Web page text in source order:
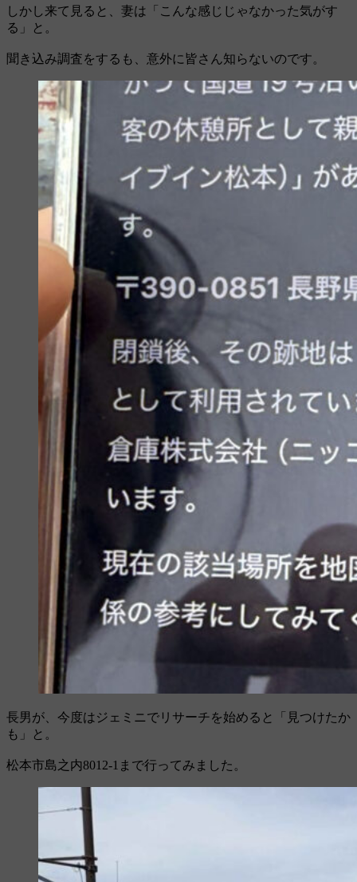
しかし来て見ると、妻は「こんな感じじゃなかった気がす
る」と。
聞き込み調査をするも、意外に皆さん知らないのです。
長男が、今度はジェミニでリサーチを始めると「見つけたか
も」と。
松本市島之内8012-1まで行ってみました。